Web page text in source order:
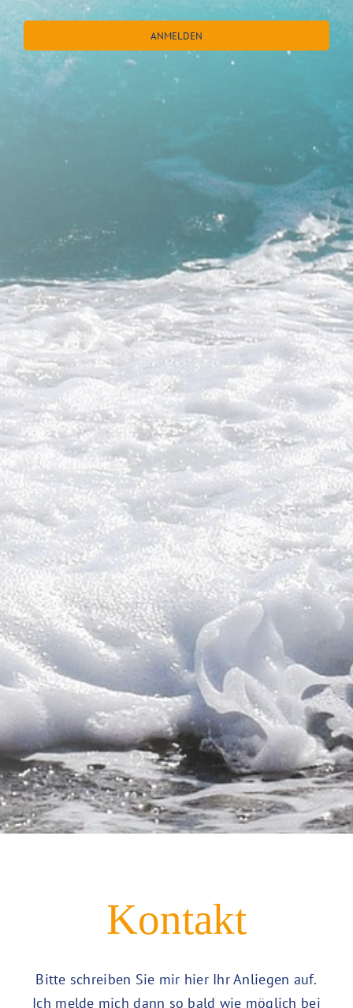
Kontakt
Bitte schreiben Sie mir hier Ihr Anliegen auf.
Ich melde mich dann so bald wie möglich bei